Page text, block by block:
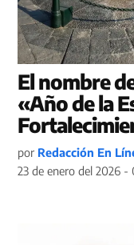
El nombre
«Año de la
por Redacción En
23 de enero del 2026 -